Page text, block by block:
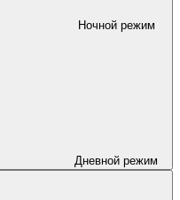
Ночной режим
Дневной режим